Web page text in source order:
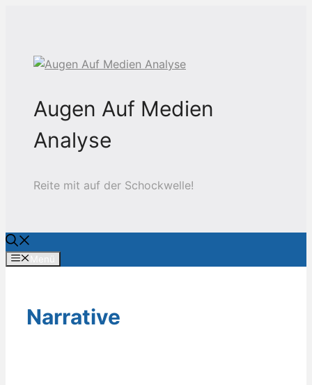
Augen Auf Medien
Analyse
Reite mit auf der Schockwelle!
Menü
Narrative